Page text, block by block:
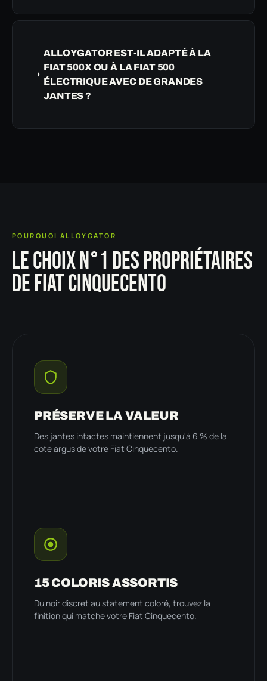
ALLOYGATOR EST-IL ADAPTÉ À LA
FIAT 500X OU À LA FIAT 500
ÉLECTRIQUE AVEC DE GRANDES
JANTES ?
POURQUOI ALLOYGATOR
LE CHOIX N°1 DES PROPRIÉTAIRES
DE FIAT CINQUECENTO
PRÉSERVE LA VALEUR
Des jantes intactes maintiennent jusqu'à 6 % de la
cote argus de votre Fiat Cinquecento.
15 COLORIS ASSORTIS
Du noir discret au statement coloré, trouvez la
finition qui matche votre Fiat Cinquecento.